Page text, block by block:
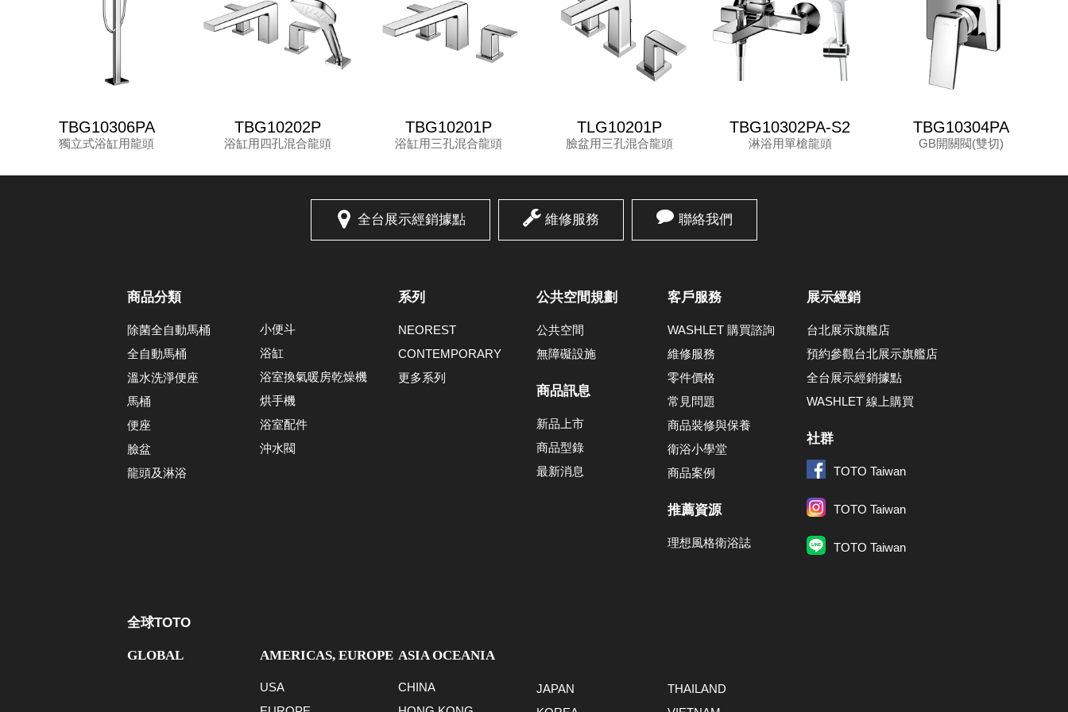
TBG10306PA
獨立式浴缸用龍頭
TBG10202P
浴缸用四孔混合龍頭
TBG10201P
浴缸用三孔混合龍頭
TLG10201P
臉盆用三孔混合龍頭
TBG10302PA-S2
淋浴用單槍龍頭
TBG10304PA
GB開關閥(雙切)
全台展示經銷據點 維修服務 聯絡我們
商品分類
除菌全自動馬桶
全自動馬桶
溫水洗淨便座
馬桶
便座
臉盆
龍頭及淋浴
小便斗
浴缸
浴室換氣暖房乾燥機
烘手機
浴室配件
沖水閥
系列
NEOREST
CONTEMPORARY
更多系列
公共空間規劃
公共空間
無障礙設施
商品訊息
新品上市
商品型錄
最新消息
客戶服務
WASHLET 購買諮詢
維修服務
零件價格
常見問題
商品裝修與保養
衛浴小學堂
商品案例
推薦資源
理想風格衛浴誌
展示經銷
台北展示旗艦店
預約參觀台北展示旗艦店
全台展示經銷據點
WASHLET 線上購買
社群
TOTO Taiwan
TOTO Taiwan
TOTO Taiwan
全球TOTO
GLOBAL AMERICAS, EUROPE
USA
ASIA OCEANIA
CHINA
JAPAN
THAILAND